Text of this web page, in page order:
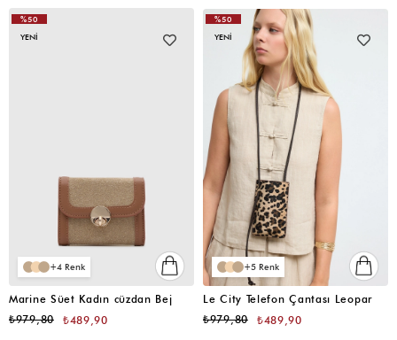
4
Marine Süet Kadın cüzdan Bej
₺489,90
₺979,80
%50
YENI
5
Le City Telefon Çantası Leopar
₺489,90
₺979,80
%50
YENI